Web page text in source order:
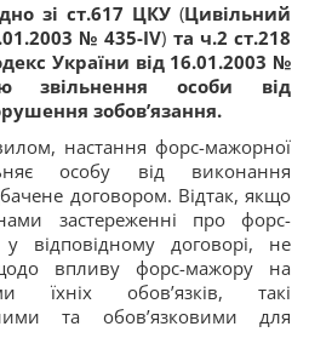
зі ст.617 ЦКУ (Цивільний
№ 435-IV) та ч.2 ст.218
України від 16.01.2003 №
звільнення особи від
зобов’язання.
настання форс-мажорної
особу від виконання
договором. Відтак, якщо
застереженні про форс-
відповідному договорі, не
впливу форс-мажору на
їхніх обов’язків, такі
та обов’язковими для